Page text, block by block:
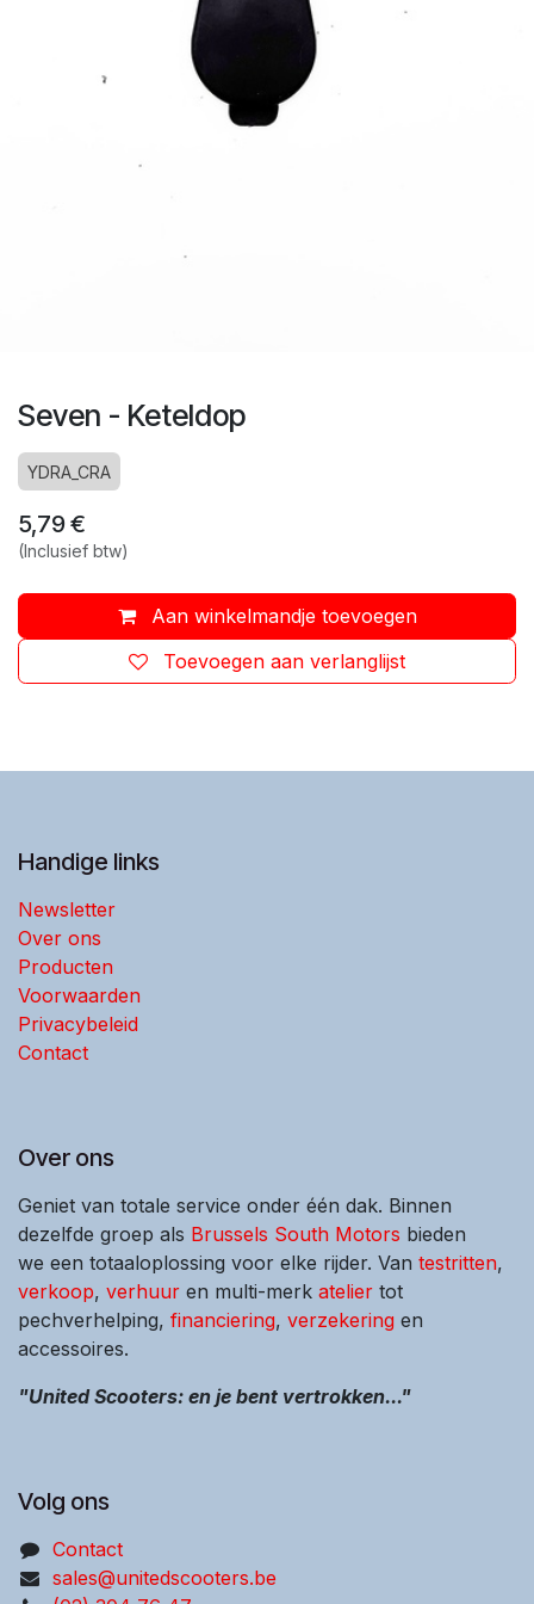
Seven - Keteldop
YDRA_CRA
5,79€
(Inclusief btw)
Aan winkelmandje toevoegen
Toevoegen aan verlanglijst
Handige links
Newsletter
Over ons
Producten
Voorwaarden
Privacybeleid
Contact
Over ons
Geniet van totale service onder één dak. Binnen
dezelfde groep als Brussels South Motors bieden
we een totaaloplossing voor elke rijder. Van testritten,
verkoop, verhuur en multi-merk atelier tot
pechverhelping, financiering, verzekering en
accessoires.
"United Scooters: en je bent vertrokken..."
Volg ons
Contact
sales@unitedscooters.be